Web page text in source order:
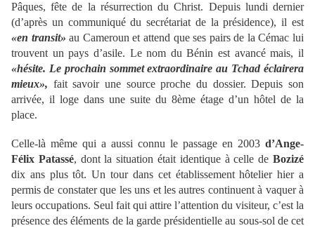
Pâques, fête de la résurrection du Christ. Depuis lundi dernier
(d’après un communiqué du secrétariat de la présidence), il est
«en transit» au Cameroun et attend que ses pairs de la Cémac lui
trouvent un pays d’asile. Le nom du Bénin est avancé mais, il
«hésite. Le prochain sommet extraordinaire au Tchad éclairera
mieux», fait savoir une source proche du dossier. Depuis son
arrivée, il loge dans une suite du 8ème étage d’un hôtel de la
place.
Celle-là même qui a aussi connu le passage en 2003 d’Ange-
Félix Patassé, dont la situation était identique à celle deBozizé
dix ans plus tôt. Un tour dans cet établissement hôtelier hier a
permis de constater que les uns et les autres continuent à vaquer à
leurs occupations. Seul fait qui attire l’attention du visiteur, c’est la
présence des éléments de la garde présidentielle au sous-sol de cet